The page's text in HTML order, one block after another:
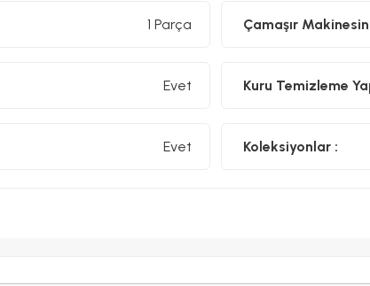
1 Parça Çamaşır
Evet Kuru Temizleme
Evet Koleksiyonlar :